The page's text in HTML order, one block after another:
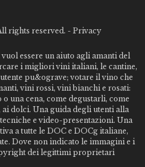
rights reserved. - Privacy
essere un aiuto agli amanti del
i migliori vini italiani, le cantine,
pu&ograve; votare il vino che
vini rossi, vini bianchi e rosati:
una cena, come degustarli, come
dolci. Una guida degli utenti alla
e video-presentazioni. Una
a tutte le DOC e DOCg italiane,
Dove non indicato le immagini e i
dei legittimi proprietari